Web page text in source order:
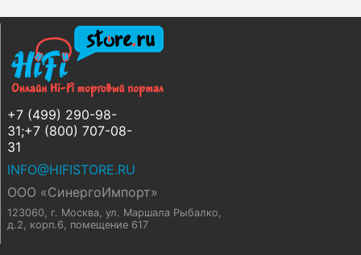
+7 (499) 290-98-
31;+7 (800) 707-08-
31
INFO@HIFISTORE.RU
ООО «СинергоИмпорт»
123060, г. Москва ул. Маршала Рыбалко,
д.2, корп.6, помещение 617